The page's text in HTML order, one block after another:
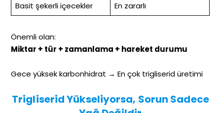
Basit şekerli içecekler
En zararlı
Önemli olan:
Miktar + tür + zamanlama + hareket durumu
Gece yüksek karbonhidrat → En çok trigliserid üretimi
Trigliserid Yükseliyorsa, Sorun Sadece